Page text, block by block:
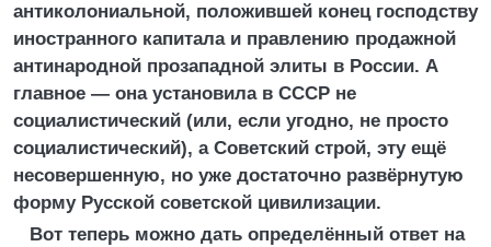
антиколониальной, положившей конец господству
иностранного капитала и правлению продажной
антинародной прозападной элиты в России. А
главное — она установила в СССР не
социалистический (или, если угодно, не просто
социалистический), а Советский строй, эту ещё
несовершенную, но уже достаточно развёрнутую
форму Русской советской цивилизации.
Вот теперь можно дать определённый ответ на